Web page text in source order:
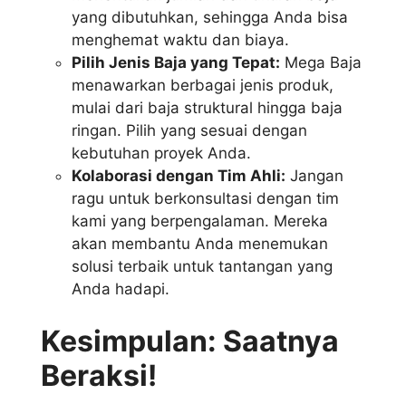
yang dibutuhkan, sehingga Anda bisa
menghemat waktu dan biaya.
Pilih Jenis Baja yang Tepat: Mega Baja
menawarkan berbagai jenis produk,
mulai dari baja struktural hingga baja
ringan. Pilih yang sesuai dengan
kebutuhan proyek Anda.
Kolaborasi dengan Tim Ahli: Jangan
ragu untuk berkonsultasi dengan tim
kami yang berpengalaman. Mereka
akan membantu Anda menemukan
solusi terbaik untuk tantangan yang
Anda hadapi.
Kesimpulan: Saatnya
Beraksi!